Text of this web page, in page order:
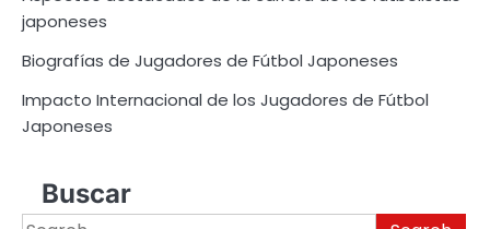
japoneses
Biografías de Jugadores de Fútbol Japoneses
Impacto Internacional de los Jugadores de Fútbol
Japoneses
Buscar